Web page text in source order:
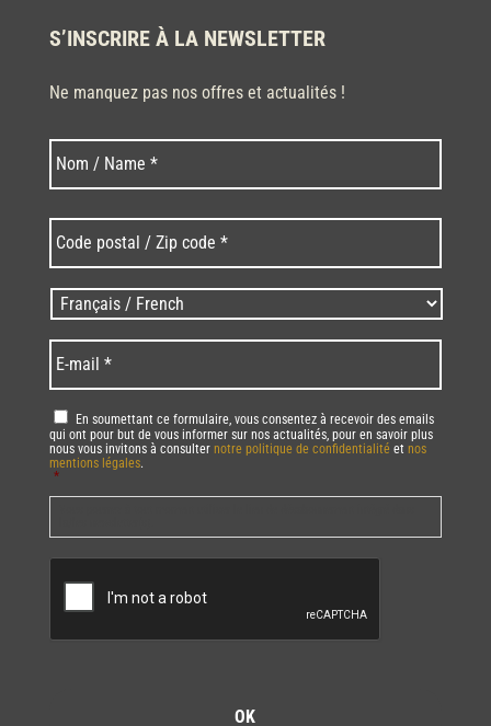
S’INSCRIRE À LA NEWSLETTER
Ne manquez pas nos offres et actualités !
Nom * Nom
postal
/
Zip
code
* *
Langues
/
Language *
mail *
RGPD *
En soumettant ce formulaire, vous consentez à recevoir des emails
qui ont pour but de vous informer sur nos actualités, pour en savoir plus
nous vous invitons à consulter notre politique de confidentialité et nos
mentions légales.
*